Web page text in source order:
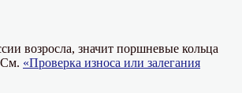
возросла, значит поршневые кольца
См. «Проверка износа или залегания